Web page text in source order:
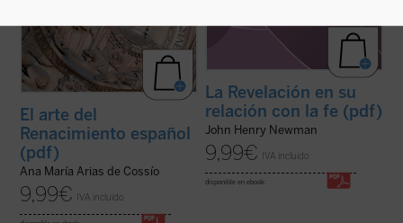
El arte del
Renacimiento español
(pdf)
Ana María Arias de Cossío
9,99€ IVA incluido
La Revelación en su
relación con la fe (pdf)
John Henry Newman
9,99€ IVA incluido
disponible en ebook: